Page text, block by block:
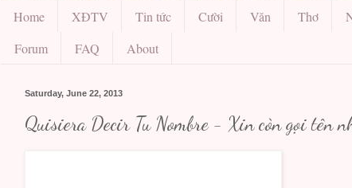
Home XĐTV Tin tức Cười Văn Thơ
Forum
FAQ About
Saturday, June 22, 2013
Quisiera Decir Tu Nombre - Xin còn gọi tên